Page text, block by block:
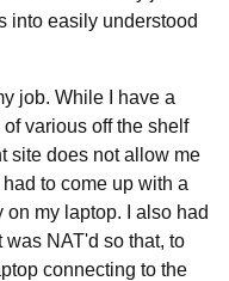
into easily understood
job. While I have a
various off the shelf
site does not allow me
to come up with a
my laptop. I also had
NAT'd so that, to
connecting to the